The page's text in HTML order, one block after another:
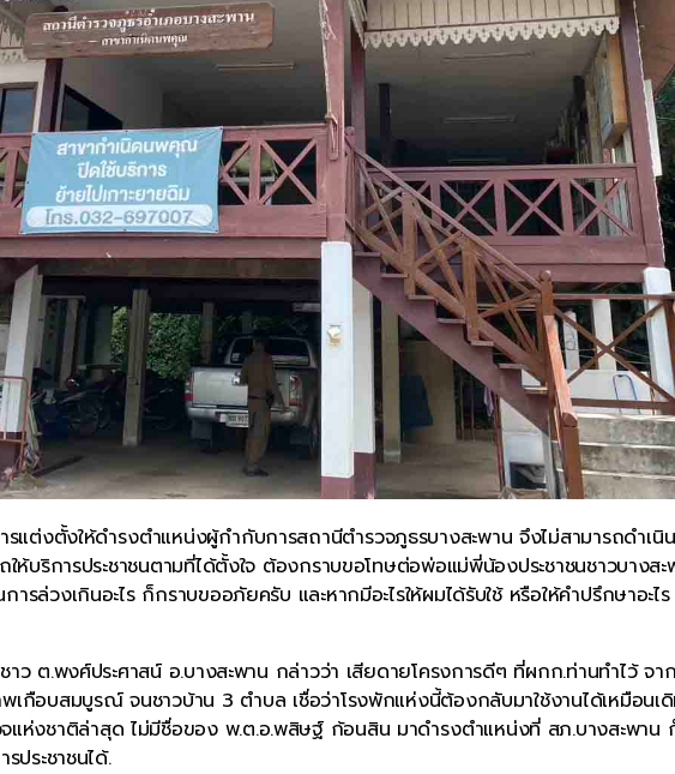
แต่งตั้งให้ดำรงตำแหน่งผู้กำกับการสถานีตำรวจภูธรบางสะพาน จึงไม่สามารถดำเนิ
ให้บริการประชาชนตามที่ได้ตั้งใจ ต้องกราบขอโทษต่อพ่อแม่พี่น้องประชาชนชาวบางส
ล่วงเกินอะไร ก็กราบขออภัยครับ และหากมีอะไรให้ผมได้รับใช้ หรือให้คำปรึกษาอะไร
ต.พงศ์ประศาสน์ อ.บางสะพาน กล่าวว่า เสียดายโครงการดีๆ ที่ผกก.ท่านทำไว้ จา
กือบสมบูรณ์ จนชาวบ้าน 3 ตำบล เชื่อว่าโรงพักแห่งนี้ต้องกลับมาใช้งานได้เหมือนเ
ห่งชาติล่าสุด ไม่มีชื่อของ พ.ต.อ.พสิษฐ์ ก้อนสิน มาดำรงตำแหน่งที่ สภ.บางสะพาน
ประชาชนได้.